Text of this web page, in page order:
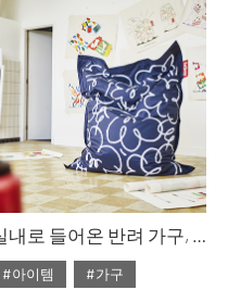
#7월호 특집
#가구
#서머 인테리어
#스페셜
#여름 인테리어
#인테리어
#집 꾸미기
#특집
실내로 들어온 반려 가구, 빈백
#아이템
#가구